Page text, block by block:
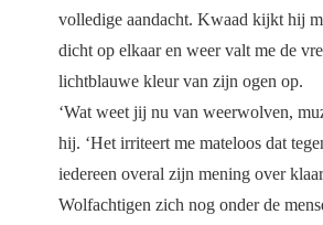
volledige aandacht. Kwaad kijkt hij
dicht op elkaar en weer valt me de
lichtblauwe kleur van zijn ogen op.
‘Wat weet jij nu van weerwolven,
hij. ‘Het irriteert me mateloos dat
iedereen overal zijn mening over
Wolfachtigen zich nog onder de